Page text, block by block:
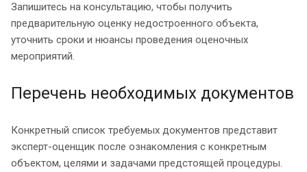
Запишитесь на консультацию, чтобы получить
предварительную оценку недостроенного объекта,
уточнить сроки и нюансы проведения оценочных
мероприятий.
Перечень необходимых документов
Конкретный список требуемых документов представит
эксперт-оценщик после ознакомления с конкретным
объектом, целями и задачами предстоящей процедуры.